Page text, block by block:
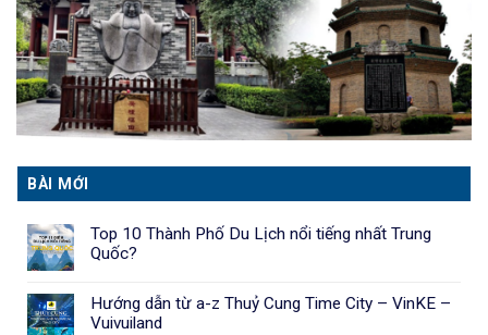
BÀI MỚI
Top 10 Thành Phố Du Lịch nổi tiếng nhất Trung
Quốc?
Hướng dẫn từ a-z Thuỷ Cung Time City – VinKE –
Vuivuiland